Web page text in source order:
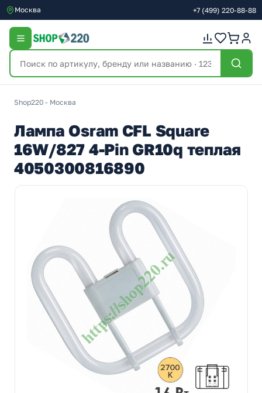
Москва +7 (499) 220-88-88
Shop220 - Москва
Лампа Osram CFL Square
16W/827 4-Pin GR10q теплая
4050300816890